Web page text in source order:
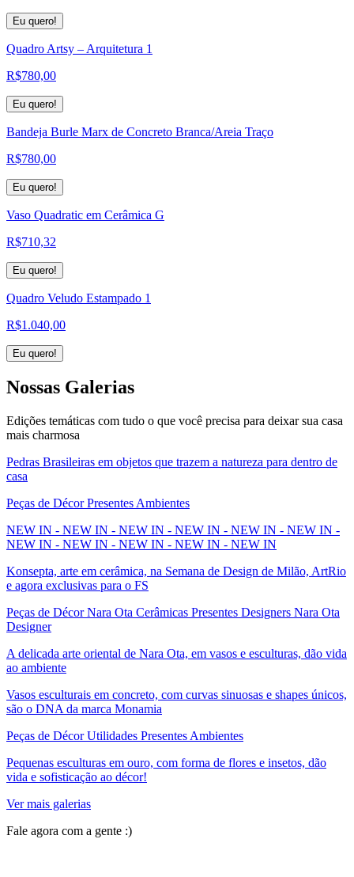
Eu quero!
Quadro Artsy – Arquitetura 1
R$780,00
Eu quero!
Bandeja Burle Marx de Concreto Branca/Areia Traço
R$780,00
Eu quero!
Vaso Quadratic em Cerâmica G
R$710,32
Eu quero!
Quadro Veludo Estampado 1
R$1.040,00
Eu quero!
Nossas Galerias
Edições temáticas com tudo o que você precisa para deixar sua casa
mais charmosa
Pedras Brasileiras em objetos que trazem a natureza para dentro de
casa
Peças de Décor Presentes Ambientes
NEW IN - NEW IN - NEW IN - NEW IN - NEW IN - NEW IN -
NEW IN - NEW IN - NEW IN - NEW IN - NEW IN
Konsepta, arte em cerâmica, na Semana de Design de Milão, ArtRio
e agora exclusivas para o FS
Peças de Décor Nara Ota Cerâmicas Presentes Designers Nara Ota
Designer
A delicada arte oriental de Nara Ota, em vasos e esculturas, dão vida
ao ambiente
Vasos esculturais em concreto, com curvas sinuosas e shapes únicos,
são o DNA da marca Monamia
Peças de Décor Utilidades Presentes Ambientes
Pequenas esculturas em ouro, com forma de flores e insetos, dão
vida e sofisticação ao décor!
Ver mais galerias
Fale agora com a gente :)